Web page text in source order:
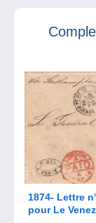
1874- Lettre
pour Le